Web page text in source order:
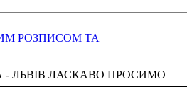
РОЗПИСОМ ТА
- ЛЬВІВ ЛАСКАВО ПРОСИМО